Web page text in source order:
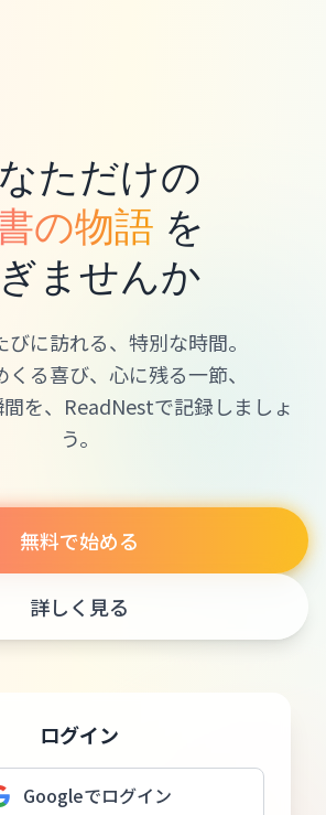
ただけの
の物語 を
ませんか
に訪れる、特別な時間。
る喜び、心に残る一節、
を、ReadNestで記録しましょ
う。
無料で始める
詳しく見る
ログイン
Googleでログイン